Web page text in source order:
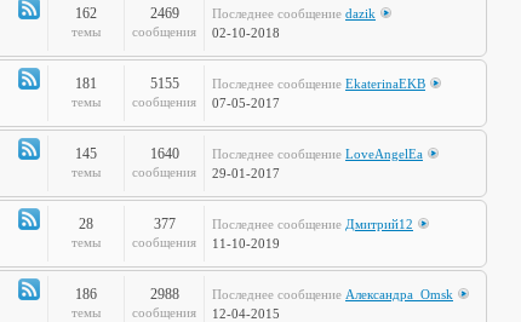
Канал
-
162
темы
2469
сообщения
Последнее сообщение dazik
02-10-2018
Канал
-
Time2Burn
181
темы
5155
сообщения
Последнее сообщение EkaterinaEKB
07-05-2017
Канал
-
Галопом
145
темы
1640
сообщения
Последнее сообщение LoveAngelEa
29-01-2017
Канал
-
Стальная
28
темы
377
сообщения
Последнее сообщение Дмитрий12
11-10-2019
Канал
186
темы
2988
сообщения
Последнее сообщение Александра_Omsk
12-04-2015